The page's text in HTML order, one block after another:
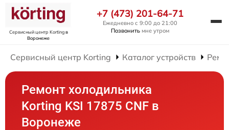
Сервисный центр Kortingв
Воронеже
+7 (473) 201-64-71
Ежедневно с 9:00 до 21:00
Позвонить мне утром
Сервисный центр Korting Каталог устройств
Ремонт холодильника
Korting KSI 17875 CNF в
Воронеже